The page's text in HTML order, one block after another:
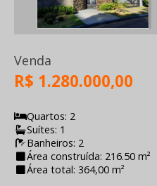
Venda
R$ 1.280.000,00
Quartos: 2
Suítes: 1
Banheiros: 2
Área construída: 216.50 m²
Área total: 364,00 m²